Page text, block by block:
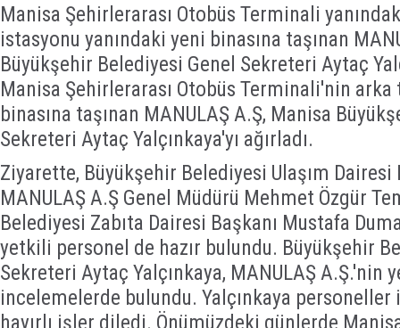
Manisa Şehirlerarası Otobüs Terminali
istasyonu yanındaki yeni binasına taşınan
Büyükşehir Belediyesi Genel Sekreteri Aytaç
Manisa Şehirlerarası Otobüs Terminali'nin
binasına taşınan MANULAŞ A.Ş, Manisa
Sekreteri Aytaç Yalçınkaya'yı ağırladı.
Ziyarette, Büyükşehir Belediyesi Ulaşım Dairesi
MANULAŞ A.Ş Genel Müdürü Mehmet Özgür
Belediyesi Zabıta Dairesi Başkanı Mustafa
yetkili personel de hazır bulundu. Büyükşehir
Sekreteri Aytaç Yalçınkaya, MANULAŞ A.Ş.'nin
incelemelerde bulundu. Yalçınkaya
hayırlı işler diledi. Önümüzdeki günlerde